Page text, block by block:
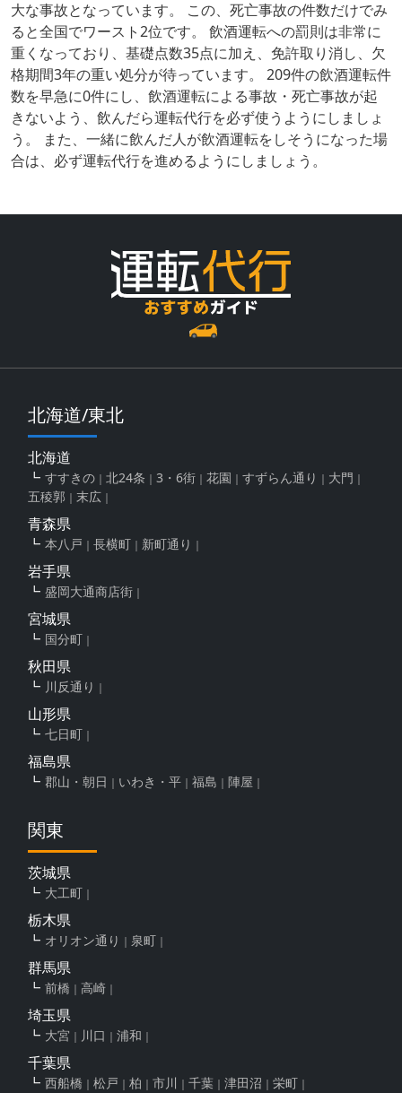
大な事故となっています。 この、死亡事故の件数だけでみ
ると全国でワースト2位です。 飲酒運転への罰則は非常に
重くなっており、基礎点数35点に加え、免許取り消し、欠
格期間3年の重い処分が待っています。 209件の飲酒運転件
数を早急に0件にし、飲酒運転による事故・死亡事故が起
きないよう、飲んだら運転代行を必ず使うようにしましょ
う。 また、一緒に飲んだ人が飲酒運転をしそうになった場
合は、必ず運転代行を進めるようにしましょう。
北海道/東北
北海道
すすきの 北24条 3・6街 花園 すずらん通り
大門
五稜郭
末広
青森県
本八戸 長横町 新町通り
岩手県
盛岡大通商店街
宮城県
国分町
秋田県
川反通り
山形県
七日町
福島県
郡山・朝日 いわき・平 福島 陣屋
関東
茨城県
大工町
栃木県
オリオン通り 泉町
群馬県
前橋 高崎
埼玉県
大宮 川口 浦和
千葉県
西船橋 松戸 柏 市川 千葉 津田沼 栄町